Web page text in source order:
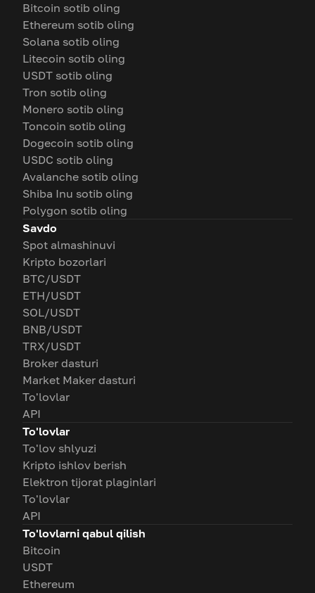
Bitcoin sotib oling
Ethereum sotib oling
Solana sotib oling
Litecoin sotib oling
USDT sotib oling
Tron sotib oling
Monero sotib oling
Toncoin sotib oling
Dogecoin sotib oling
USDC sotib oling
Avalanche sotib oling
Shiba Inu sotib oling
Polygon sotib oling
Savdo
Spot almashinuvi
Kripto bozorlari
BTC/USDT
ETH/USDT
SOL/USDT
BNB/USDT
TRX/USDT
Broker dasturi
Market Maker dasturi
To'lovlar
API
To'lovlar
To'lov shlyuzi
Kripto ishlov berish
Elektron tijorat plaginlari
To'lovlar
API
To'lovlarni qabul qilish
Bitcoin
USDT
Ethereum